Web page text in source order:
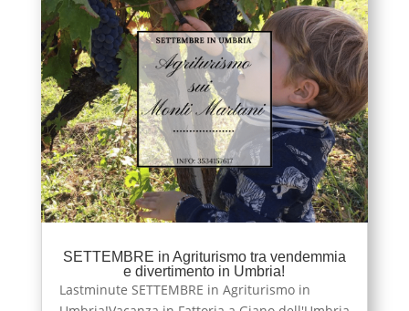
SETTEMBRE in Agriturismo tra vendemmia
e divertimento in Umbria!
Lastminute SETTEMBRE in Agriturismo in